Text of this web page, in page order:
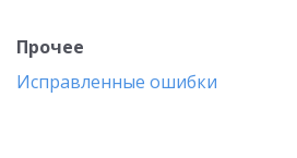
Прочее
Исправленные ошибки